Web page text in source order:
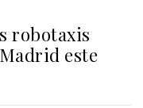
robotaxis
este